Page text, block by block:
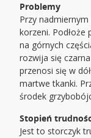
Problemy
Przy
korzeni. Podłoże
na górnych
rozwija się
przenosi się w
martwe tkanki.
środek
Stopień
Jest to storczyk